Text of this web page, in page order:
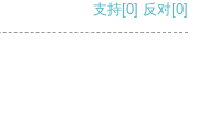
支持[0] 反对[0]